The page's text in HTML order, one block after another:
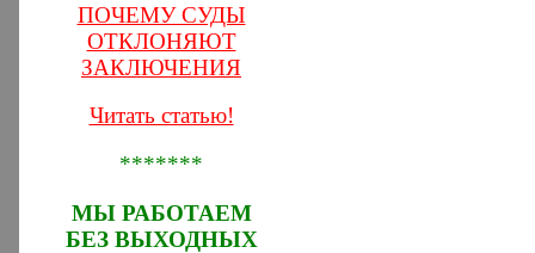
ПОЧЕМУ СУДЫ
ОТКЛОНЯЮТ
ЗАКЛЮЧЕНИЯ
Читать статью!
*******
МЫ РАБОТАЕМ
БЕЗ ВЫХОДНЫХ